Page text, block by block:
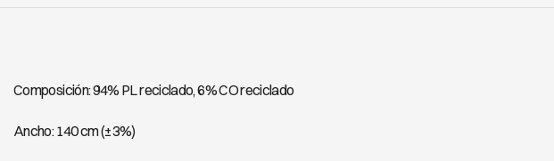
Composición: 94% PL reciclado, 6% CO reciclado
Ancho: 140 cm (±3%)